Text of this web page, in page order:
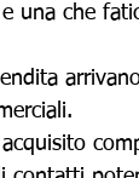
una che